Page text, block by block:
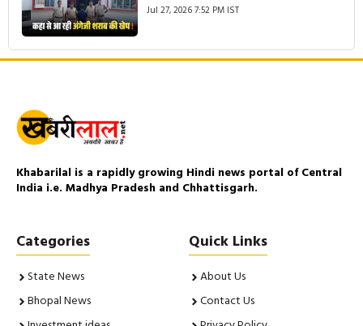
Jul 27, 2026 7:52 PM IST
Khabarilal is a rapidly growing Hindi news portal of Central
India i.e. Madhya Pradesh and Chhattisgarh.
Categories
State News
Bhopal News
Quick Links
About Us
Contact Us